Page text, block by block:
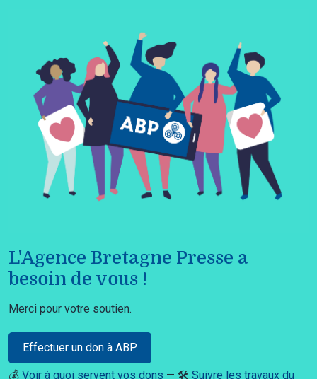
L'Agence Bretagne Presse a
besoin de vous !
Merci pour votre soutien.
Effectuer un don à ABP
💰 Voir à quoi servent vos dons — 🛠️ Suivre les travaux du